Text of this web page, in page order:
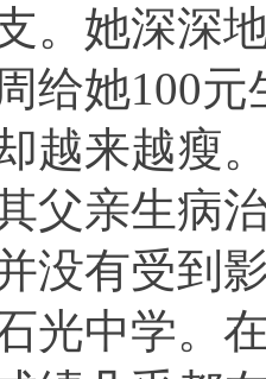
。她深深
给她100
越来越瘦
父亲生病
没有受到
光中学。